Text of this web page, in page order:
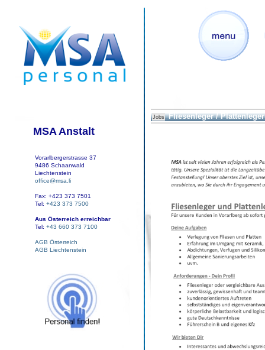
MSA Anstalt
Vorarlbergerstrasse 37
9486 Schaanwald
Liechtenstein
office@msa.li
Fax: +423 373 7501
Tel: +423 373 7500
Aus Österreich erreichbar
Tel: +43 660 373 7100
AGB Österreich
AGB Liechtenstein
Jobs Fliesenleger / Plattenleger